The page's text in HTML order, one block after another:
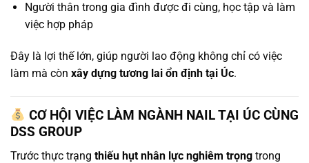
Người thân trong gia đình được đi cùng, học tập và làm
việc hợp pháp
Đây là lợi thế lớn, giúp người lao động không chỉ có việc
làm mà còn xây dựng tương lai ổn định tại Úc.
CƠHỘI VIỆC LÀM NGÀNH NAIL TẠI ÚC CÙNG
DSS GROUP
Trước thực trạng thiếu hụt nhân lực nghiêm trọng trong